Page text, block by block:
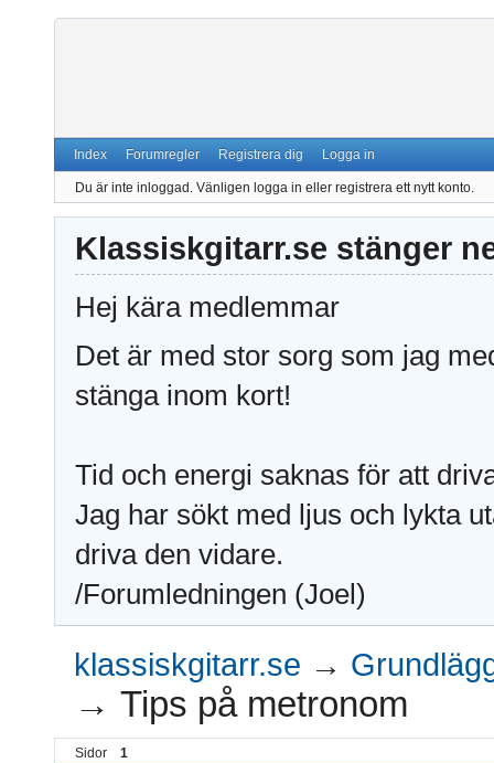
Index Forumregler Registrera dig Logga in
Du är inte inloggad. Vänligen logga in eller registrera ett nytt konto.
Klassiskgitarr.se stänger
Hej kära medlemmar
Det är med stor sorg som jag
stänga inom kort!
Tid och energi saknas för att
Jag har sökt med ljus och lykta
driva den vidare.
/Forumledningen (Joel)
klassiskgitarr.se →
→Tips på metronom
Sidor 1